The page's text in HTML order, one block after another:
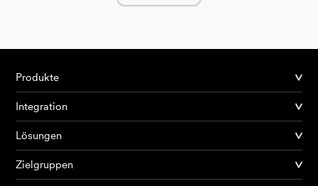
Produkte
Integration
Lösungen
Zielgruppen